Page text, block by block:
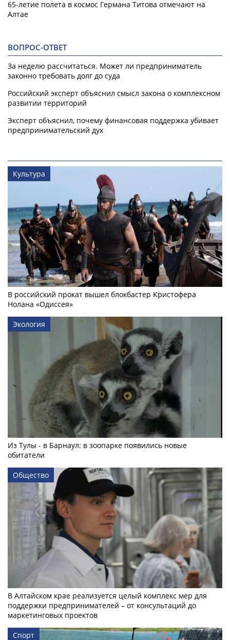
65-летие полета в космос Германа Титова отмечают на
Алтае
ВОПРОС-ОТВЕТ
За неделю рассчитаться. Может ли предприниматель
законно требовать долг до суда
Российский эксперт объяснил смысл закона о комплексном
развитии территорий
Эксперт объяснил, почему финансовая поддержка убивает
предпринимательский дух
Культура
В российский прокат вышел блокбастер Кристофера
Нолана «Одиссея»
Экология
Из Тулы - в Барнаул: в зоопарке появились новые
обитатели
Общество
В Алтайском крае реализуется целый комплекс мер для
поддержки предпринимателей – от консультаций до
маркетинговых проектов
Спорт